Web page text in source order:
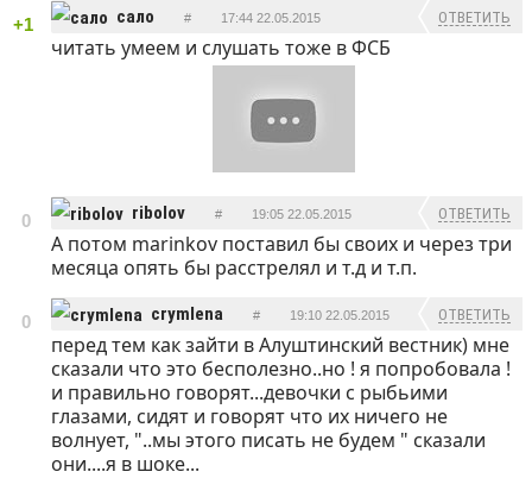
+1 сало # 17:44 22.05.2015 ОТВЕТИТЬ
читать умеем и слушать тоже в ФСБ
0 ribolov # 19:05 22.05.2015 ОТВЕТИТЬ
А потом marinkov поставил бы своих и через три
месяца опять бы расстрелял и т.д и т.п.
0 crymlena # 19:10 22.05.2015 ОТВЕТИТЬ
перед тем как зайти в Алуштинский вестник) мне
сказали что это бесполезно..но ! я попробовала !
и правильно говорят...девочки с рыбьими
глазами, сидят и говорят что их ничего не
волнует, "..мы этого писать не будем " сказали
они....я в шоке...